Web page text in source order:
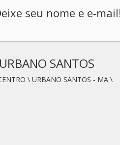
seu nome e e-
SANTOS
\ URBANO SANTOS - MA \